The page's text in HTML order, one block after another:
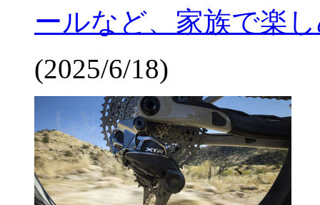
ールなど、家族で楽
(2025/6/18)